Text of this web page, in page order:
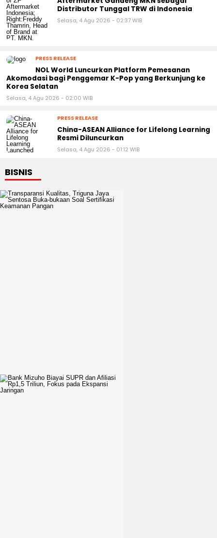
Distributor Tunggal TRW di Indonesia
Selasa, 4 Agu 2026 - 02:37 WIB
PRESS RELEASE
NOL World Luncurkan Platform Pemesanan
Akomodasi bagi Penggemar K-Pop yang Berkunjung ke
Korea Selatan
Selasa, 4 Agu 2026 - 02:00 WIB
PRESS RELEASE
China-ASEAN Alliance for Lifelong Learning
Resmi Diluncurkan
Selasa, 4 Agu 2026 - 01:12 WIB
BISNIS